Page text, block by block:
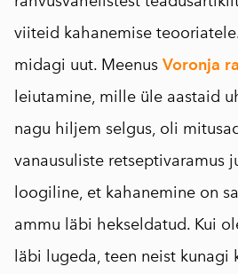
viiteid kahanemise
midagi uut. Meenus Voronja
leiutamine, mille üle aastaid
nagu hiljem selgus, oli
vanausuliste retseptivaramus
loogiline, et kahanemine on
ammu läbi hekseldatud. Kui
läbi lugeda, teen neist kunagi